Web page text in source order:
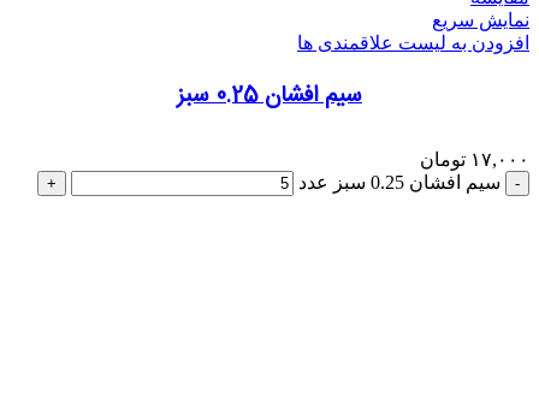
نمایش سریع
افزودن به لیست علاقمندی ها
سیم افشان 0.25 سبز
۱۷,۰۰۰ تومان
سیم افشان 0.25 سبز عدد